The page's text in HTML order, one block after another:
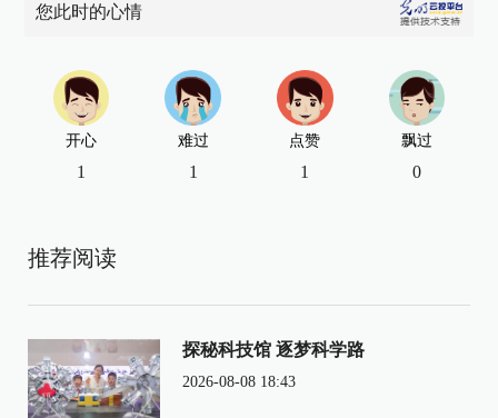
您此时的心情
开心
1
难过
1
点赞
1
飘过
0
推荐阅读
探秘科技馆 逐梦科学路
2026-08-08 18:43